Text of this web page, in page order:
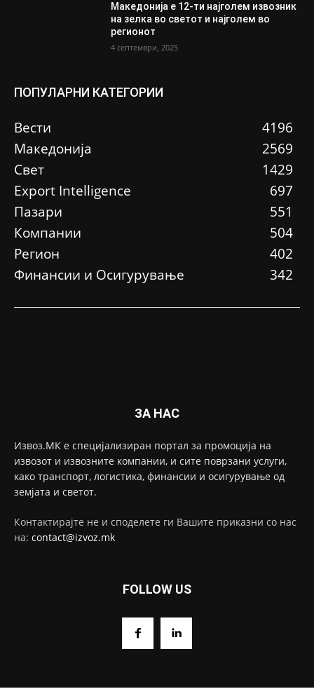
Македонија е 12-ти најголем извозник
на зелка во светот и најголем во
регионот
4 септември, 2025
ПОПУЛАРНИ КАТЕГОРИИ
Вести
4196
Македонија
2569
Свет
1429
Еxport Intelligence
697
Пазари
551
Компании
504
Регион
402
Финансии и Осигурување
342
ЗА НАС
Извоз.МК е специјализиран портал за промоција на
извозот и извозните компании, и сите поврзани услуги,
како транспорт, логистика, финансии и осигурување од
земјата и светот.
Контактирајте не и споделете ги Вашите приказни со нас
на: contact@izvoz.mk
FOLLOW US